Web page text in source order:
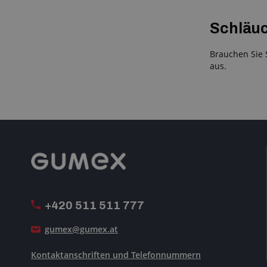
Brauchen
aus.
+420 511 511 777
gumex@gumex.at
Kontaktanschriften und Telefonnummern